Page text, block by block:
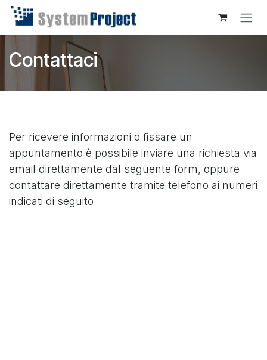
Passa al contenuto
Contattaci
Per ricevere informazioni o fissare un
appuntamento è possibile inviare una richiesta via
email direttamente dal seguente form, oppure
contattare direttamente tramite telefono ai numeri
indicati di seguito